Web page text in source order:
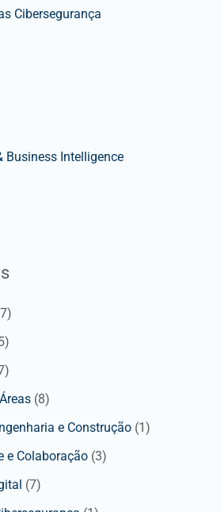
Cibersegurança
Business Intelligence
(8)
e Construção (1)
e Colaboração (3)
(7)